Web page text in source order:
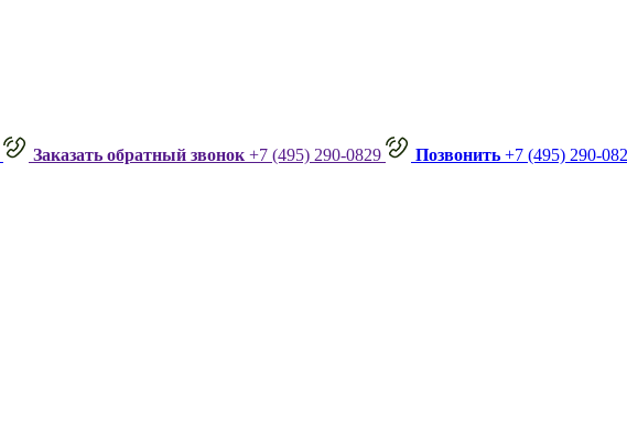
Заказать обратный звонок +7 (495) 290-0829 Позвонить +7 (495) 290-